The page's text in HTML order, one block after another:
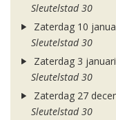
Sleutelstad 30
Zaterdag 10
Sleutelstad 30
Zaterdag 3
Sleutelstad 30
Zaterdag 27
Sleutelstad 30